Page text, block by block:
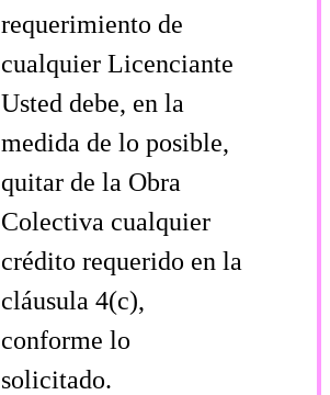
requerimiento de
cualquier Licenciante
Usted debe, en la
medida de lo posible,
quitar de la Obra
Colectiva cualquier
crédito requerido en la
cláusula 4(c),
conforme lo
solicitado.